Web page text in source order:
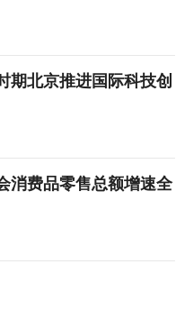
期北京推进国际科技创
消费品零售总额增速全